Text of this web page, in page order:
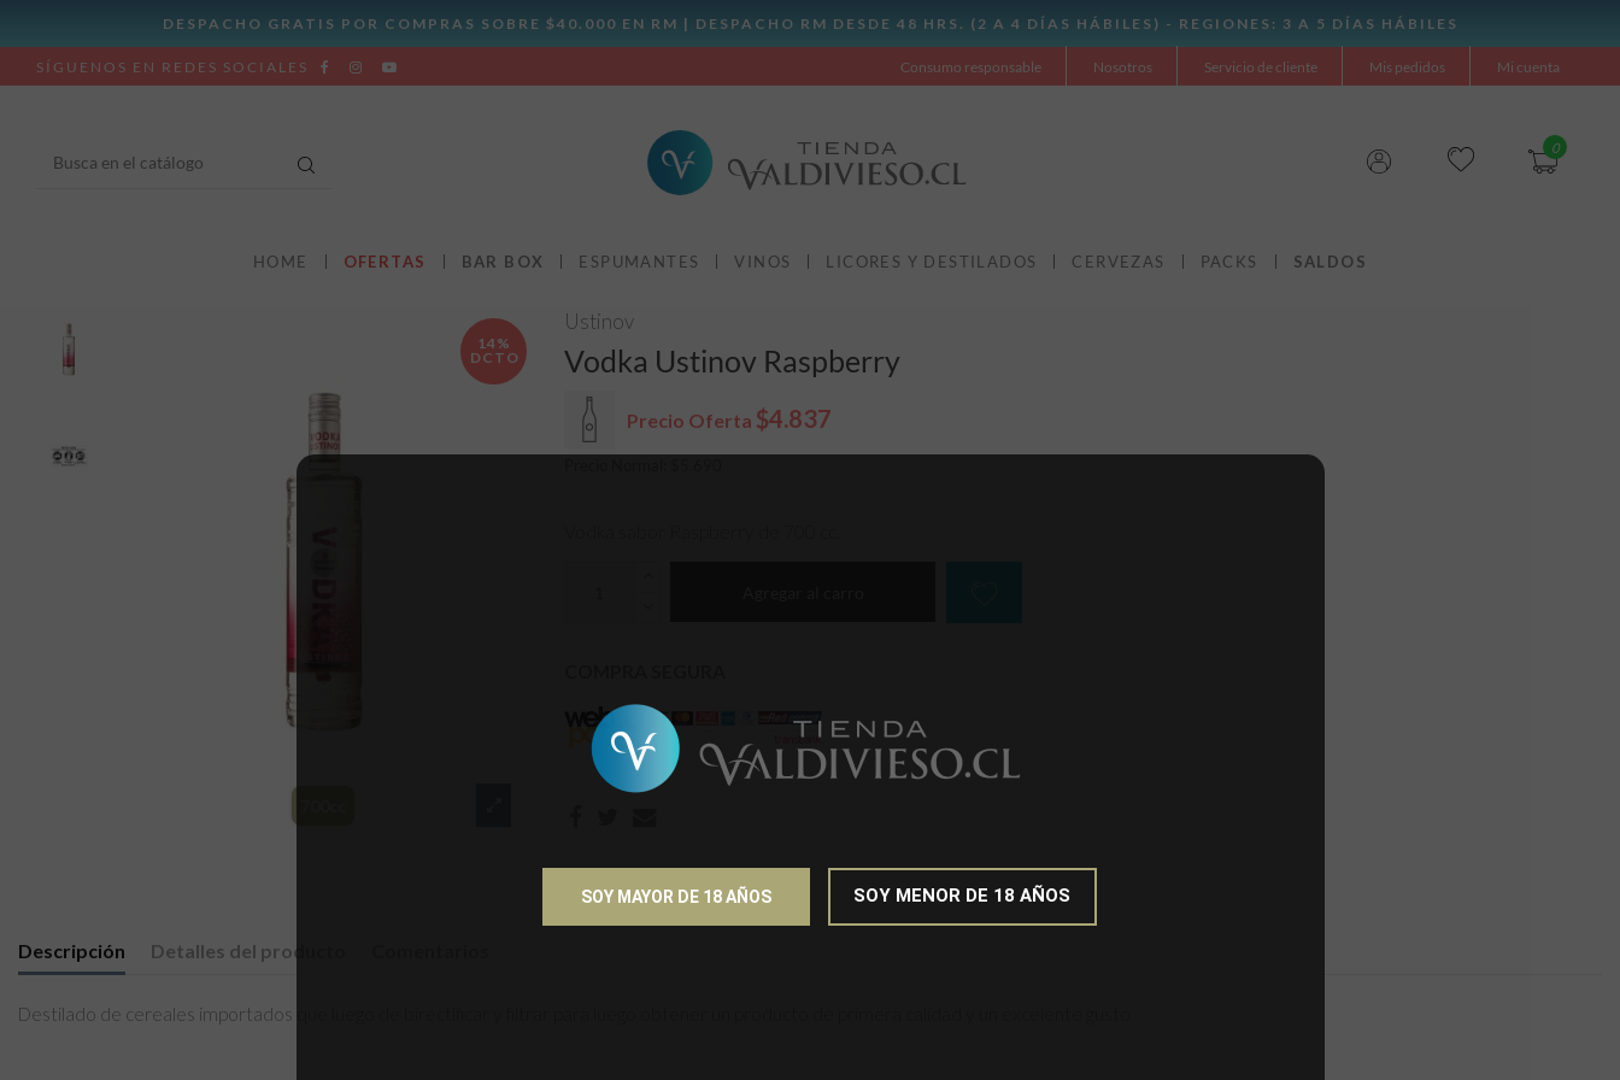
SÍGUENOS EN REDES SOCIALES Consumo responsable Nosotros Servicio de cliente Mis pedidos Mi cuenta
0
HOME OFERTAS BAR BOX ESPUMANTES VINOS LICORES Y DESTILADOS CERVEZAS PACKS SALDOS
14%
DCTO
Ustinov
Vodka Ustinov Raspberry
Precio Oferta $4.837
Descripción Detalles del producto
Destilado de cereales importados que luego de birectificar y filtrar para luego obtener un producto de primera calidad y un excelente gusto
SOY MAYOR DE 18 AÑOS SOY MENOR DE 18 AÑOS